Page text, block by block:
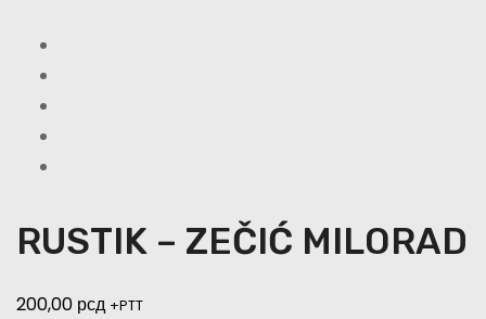
RUSTIK – ZEČIĆ MILORAD
200,00 рсд +PTT